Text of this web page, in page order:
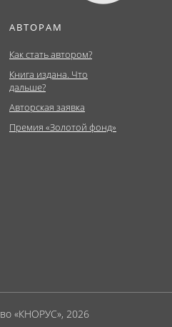
АВТОРАМ
Как стать автором?
Книга издана. Что
дальше?
Авторская заявка
Премия «Золотой фонд»
«КНОРУС», 2026